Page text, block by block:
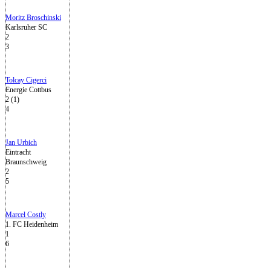
Moritz Broschinski
Karlsruher SC
2
3
Tolcay Cigerci
Energie Cottbus
2 (1)
4
Jan Urbich
Eintracht
Braunschweig
2
5
Marcel Costly
1. FC Heidenheim
1
6